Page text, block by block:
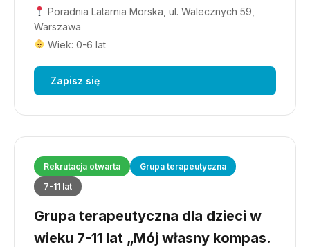
Poradnia Latarnia Morska, ul. Walecznych 59,
Warszawa
Wiek: 0-6 lat
Zapisz się
Rekrutacja otwarta
Grupa terapeutyczna
7-11 lat
Grupa terapeutyczna dla dzieci w
wieku 7-11 lat „Mój własny kompas.